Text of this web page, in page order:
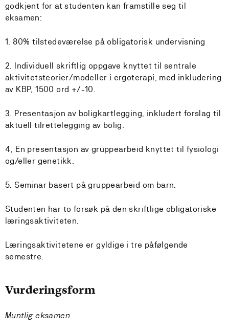
godkjent for at studenten kan framstille seg til
eksamen:
1. 80% tilstedeværelse på obligatorisk undervisning
2. Individuell skriftlig oppgave knyttet til sentrale
aktivitetsteorier/modeller i ergoterapi, med inkludering
av KBP, 1500 ord +/-10.
3. Presentasjon av boligkartlegging, inkludert forslag til
aktuell tilrettelegging av bolig.
4, En presentasjon av gruppearbeid knyttet til fysiologi
og/eller genetikk.
5. Seminar basert på gruppearbeid om barn.
Studenten har to forsøk på den skriftlige obligatoriske
læringsaktiviteten.
Læringsaktivitetene er gyldige i tre påfølgende
semestre.
Vurderingsform
Muntlig eksamen